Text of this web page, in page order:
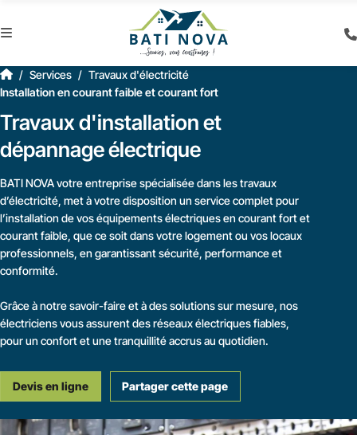
Services Travaux d'électricité
Travaux d'installation et
dépannage électrique
Installation en courant faible et courant fort
BATI NOVA votre entreprise spécialisée dans les travaux
d’électricité, met à votre disposition un service complet pour
l’installation de vos équipements électriques en courant fort et
courant faible, que ce soit dans votre logement ou vos locaux
professionnels, en garantissant sécurité, performance et
conformité.
Grâce à notre savoir-faire et à des solutions sur mesure, nos
électriciens vous assurent des réseaux électriques fiables,
pour un confort et une tranquillité accrus au quotidien.
Devis en ligne Partager cette page